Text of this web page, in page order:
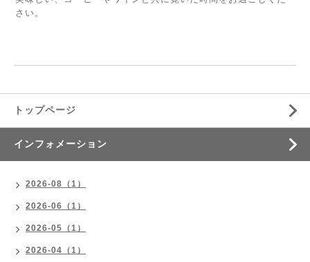
さい。
トップページ
インフォメーション
2026-08（1）
2026-06（1）
2026-05（1）
2026-04（1）